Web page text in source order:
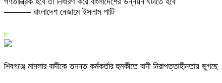
——— বাংলাদেশ নেজামে ইসলাম পাটি
৮
শিবগঞ্জে মামলার বাদীকে তদন্ত কর্মকর্তার হুমকীতে বাদী নিরাপত্তাহীনতায় ভুগছে